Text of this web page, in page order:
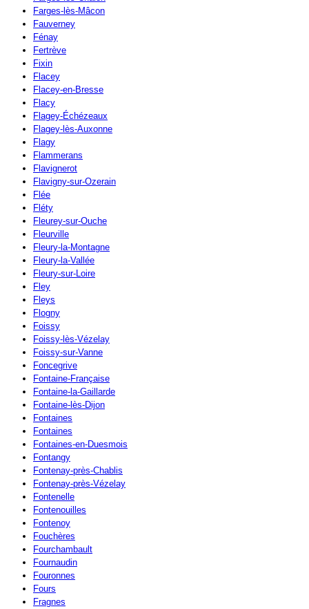
Farges-lès-Mâcon
Fauverney
Fénay
Fertrève
Fixin
Flacey
Flacey-en-Bresse
Flacy
Flagey-Échézeaux
Flagey-lès-Auxonne
Flagy
Flammerans
Flavignerot
Flavigny-sur-Ozerain
Flée
Fléty
Fleurey-sur-Ouche
Fleurville
Fleury-la-Montagne
Fleury-la-Vallée
Fleury-sur-Loire
Fley
Fleys
Flogny
Foissy
Foissy-lès-Vézelay
Foissy-sur-Vanne
Foncegrive
Fontaine-Française
Fontaine-la-Gaillarde
Fontaine-lès-Dijon
Fontaines
Fontaines
Fontaines-en-Duesmois
Fontangy
Fontenay-près-Chablis
Fontenay-près-Vézelay
Fontenelle
Fontenouilles
Fontenoy
Fouchères
Fourchambault
Fournaudin
Fouronnes
Fours
Fragnes